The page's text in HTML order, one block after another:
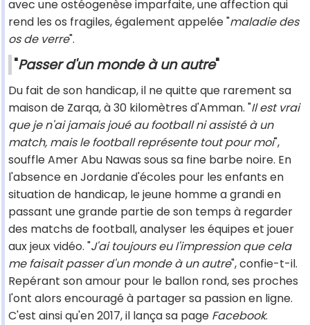
avec une ostéogenèse imparfaite, une affection qui
rend les os fragiles, également appelée "maladie des
os de verre".
"Passer d'un monde à un autre"
Du fait de son handicap, il ne quitte que rarement sa
maison de Zarqa, à 30 kilomètres d'Amman. "Il est vrai
que je n'ai jamais joué au football ni assisté à un
match, mais le football représente tout pour moi",
souffle Amer Abu Nawas sous sa fine barbe noire. En
l'absence en Jordanie d'écoles pour les enfants en
situation de handicap, le jeune homme a grandi en
passant une grande partie de son temps à regarder
des matchs de football, analyser les équipes et jouer
aux jeux vidéo. "J'ai toujours eu l'impression que cela
me faisait passer d'un monde à un autre", confie-t-il.
Repérant son amour pour le ballon rond, ses proches
l'ont alors encouragé à partager sa passion en ligne.
C'est ainsi qu'en 2017, il lança sa page Facebook.